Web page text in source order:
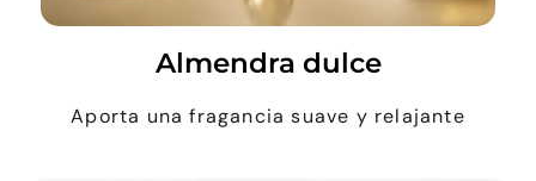
Almendra dulce
Aporta una fragancia suave y relajante